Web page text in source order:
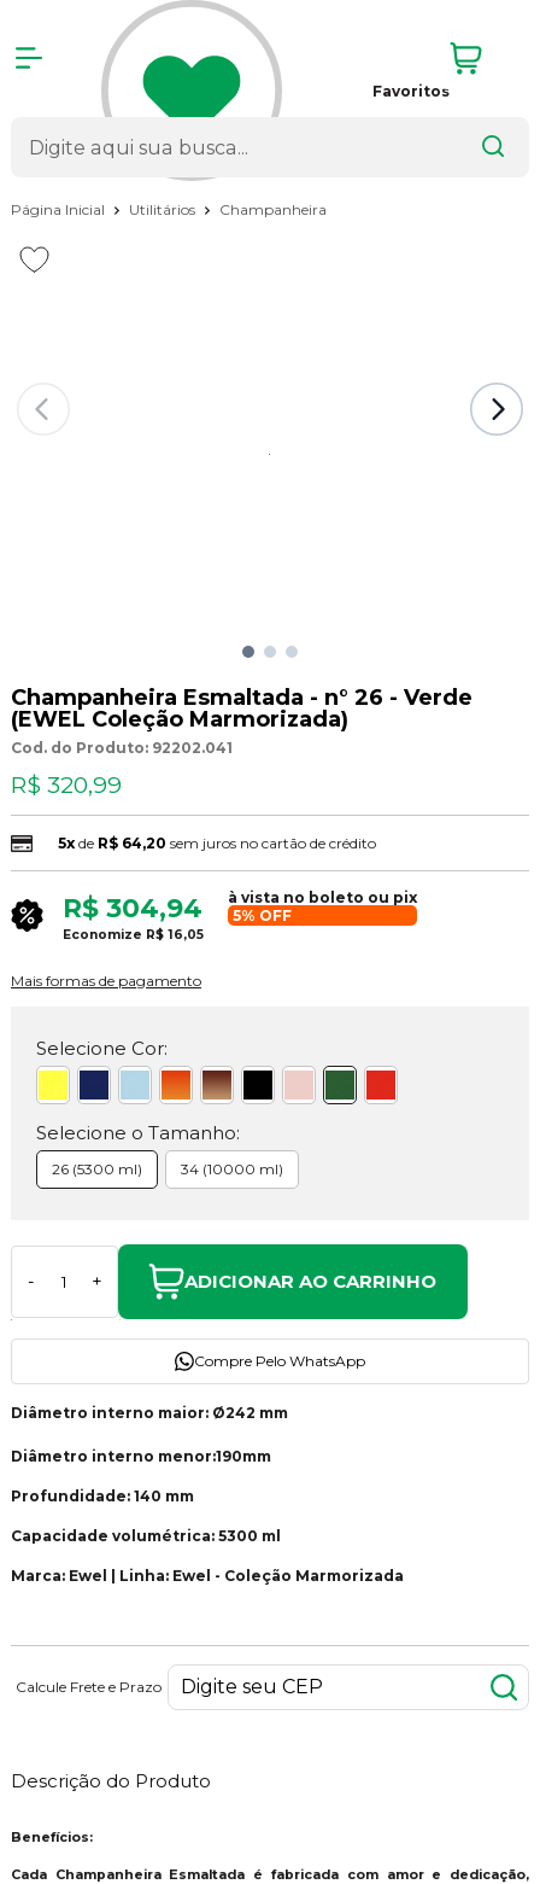
Favoritos
Página Inicial Utilitários Champanheira
Champanheira Esmaltada - n° 26 - Verde
(EWEL Coleção Marmorizada)
Cod. do Produto: 92202.041
R$ 320,99
5xde R$ 64,20 sem juros no cartão de crédito
R$ 304,94
à vista no boleto ou pix
5% OFF
Economize R$ 16,05
Mais formas de pagamento
Selecione Cor:
Selecione o Tamanho:
26 (5300 ml) 34 (10000 ml)
- + ADICIONAR AO CARRINHO
Compre Pelo WhatsApp
Diâmetro interno maior: Ø242 mm
Diâmetro interno menor:190mm
Profundidade: 140 mm
Capacidade volumétrica: 5300 ml
Marca: Ewel | Linha: Ewel - Coleção Marmorizada
Calcule Frete e Prazo
Descrição do Produto
Benefícios:
Cada Champanheira Esmaltada é fabricada com amor e dedicação,